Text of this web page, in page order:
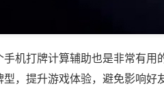
机打牌计算辅助也是非常有用
，提升游戏体验，避免影响好